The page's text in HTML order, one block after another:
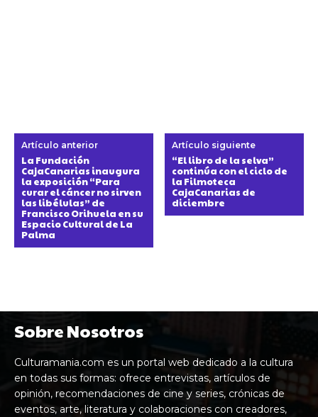
Artículo anterior
La Fundación
CajaCanarias inaugura
la exposición “Para
curar el cáncer no sirven
las libélulas” de
Francisco Orihuela en su
Espacio Cultural de La
Palma
Artículo siguiente
“El libro de la selva”
continúa con el ciclo de
la Filmoteca
CajaCanarias de
diciembre
Sobre Nosotros
Culturamania.com es un portal web dedicado a la cultura
en todas sus formas: ofrece entrevistas, artículos de
opinión, recomendaciones de cine y series, crónicas de
eventos, arte, literatura y colaboraciones con creadores,